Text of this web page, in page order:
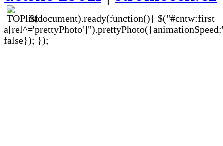
$(document).ready(function(){ $("#cntw:first
false}); });